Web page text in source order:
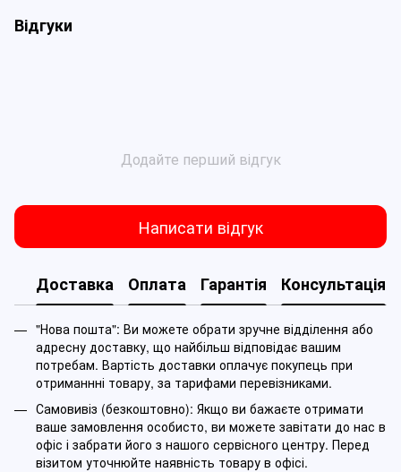
Відгуки
Додайте перший відгук
Написати відгук
Доставка Оплата Гарантія Консультація
"Нова пошта": Ви можете обрати зручне відділення або
адресну доставку, що найбільш відповідає вашим
потребам. Вартість доставки оплачує покупець при
отриманнні товару, за тарифами перевізниками.
Самовивіз (безкоштовно): Якщо ви бажаєте отримати
ваше замовлення особисто, ви можете завітати до нас в
офіс і забрати його з нашого сервісного центру. Перед
візитом уточнюйте наявність товару в офісі.